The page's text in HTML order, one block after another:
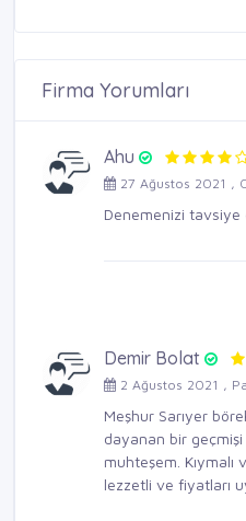
Firma Yorumları
Ahu
27 Ağustos 2021 ,
Denemenizi tavsiye
Demir Bolat
2 Ağustos 2021 ,
Meşhur Sarıyer
dayanan bir
muhteşem.
lezzetli ve fiyatları